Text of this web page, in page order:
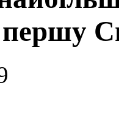
першу